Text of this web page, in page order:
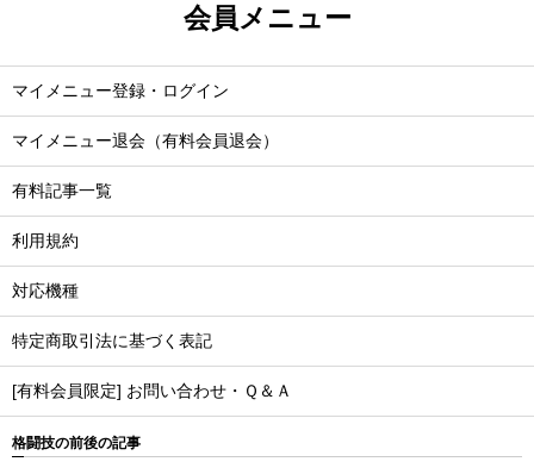
会員メニュー
マイメニュー登録・ログイン
マイメニュー退会（有料会員退会）
有料記事一覧
利用規約
対応機種
特定商取引法に基づく表記
[有料会員限定] お問い合わせ・Ｑ＆Ａ
格闘技の前後の記事